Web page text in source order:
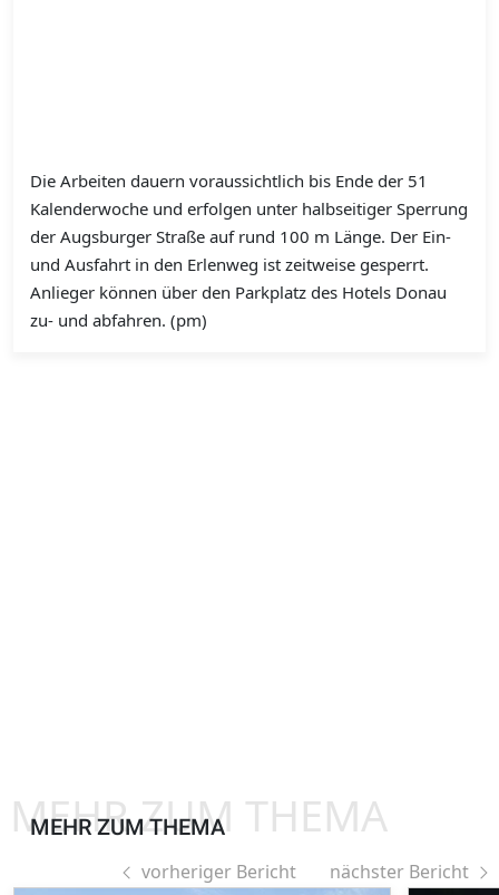
Die Arbeiten dauern voraussichtlich bis Ende der 51
Kalenderwoche und erfolgen unter halbseitiger Sperrung
der Augsburger Straße auf rund 100 m Länge. Der Ein-
und Ausfahrt in den Erlenweg ist zeitweise gesperrt.
Anlieger können über den Parkplatz des Hotels Donau
zu- und abfahren. (pm)
MEHR ZUM THEMA
MEHR ZUM THEMA
vorheriger Bericht nächster Bericht